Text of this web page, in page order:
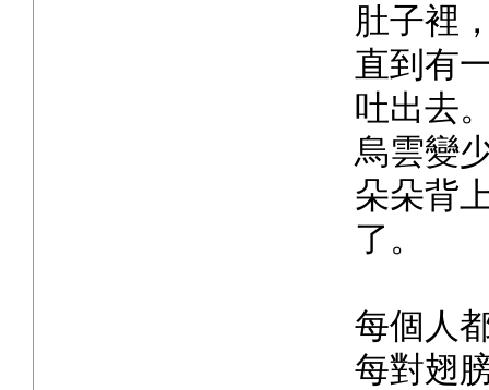
肚子裡
直到有
吐出去
烏雲變
朵朵背
了。
每個人
每對翅